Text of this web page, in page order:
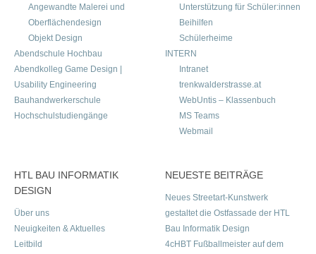
Angewandte Malerei und
Oberflächendesign
Objekt Design
Abendschule Hochbau
Abendkolleg Game Design |
Usability Engineering
Bauhandwerkerschule
Hochschulstudiengänge
Unterstützung für Schüler:innen
Beihilfen
Schülerheime
INTERN
Intranet
trenkwalderstrasse.at
WebUntis – Klassenbuch
MS Teams
Webmail
HTL BAU INFORMATIK
DESIGN
Über uns
Neuigkeiten & Aktuelles
Leitbild
NEUESTE BEITRÄGE
Neues Streetart-Kunstwerk
gestaltet die Ostfassade der HTL
Bau Informatik Design
4cHBT Fußballmeister auf dem